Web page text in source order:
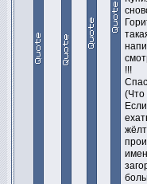
!!!
(Что